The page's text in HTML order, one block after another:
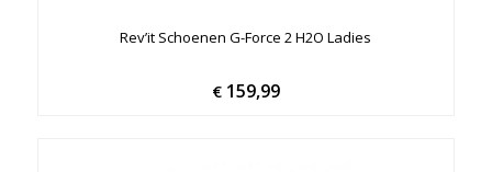
Rev’it Schoenen G-Force 2 H2O Ladies
€159,99